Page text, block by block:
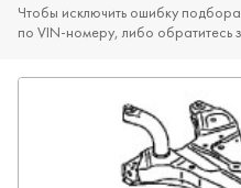
Чтобы исключить ошибку
по VIN‑номеру, либо обратитесь